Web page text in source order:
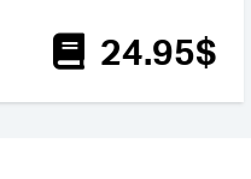
24.95$